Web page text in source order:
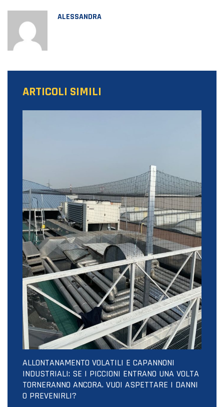
ALESSANDRA
ARTICOLI SIMILI
ALLONTANAMENTO VOLATILI E CAPANNONI
INDUSTRIALI: SE I PICCIONI ENTRANO UNA VOLTA
TORNERANNO ANCORA. VUOI ASPETTARE I DANNI
O PREVENIRLI?